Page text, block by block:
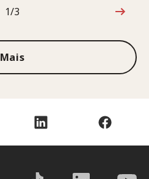
1 de 3
1/3
Mais